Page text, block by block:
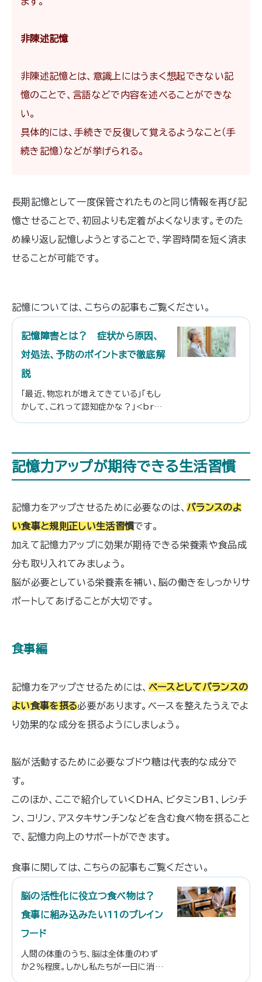
非陳述記憶
非陳述記憶とは、意識上にはうまく想起できない記
憶のことで、言語などで内容を述べることができな
い。
具体的には、手続きで反復して覚えるようなこと（手
続き記憶）などが挙げられる。
長期記憶として一度保管されたものと同じ情報を再び記
憶させることで、初回よりも定着がよくなります。そのた
め繰り返し記憶しようとすることで、学習時間を短く済ま
せることが可能です。
記憶については、 こちらの記事もご覧ください。
記憶障害とは？ 症状から原因、
対処法、予防のポイントまで徹底解
説
「最近、物忘れが増えてきている」「もし
かして、これって認知症かな？」<br
ことや記憶を思い出すことが難しくなる
状態です。認知症も記憶障害の原因の1
慣が深く関わっているケースも少なく
ありません。<br /> <br /> この記
の違いは？」「記憶障害の原因は？」「ど
うやって対処すればいい？」といった疑
する不安を解決するヒントがわかる内容
になっていますので、ぜひ最後までお
記憶力アップが期待できる生活習慣
記憶力をアップさせるために必要なのは、 バランスのよ
い食事と規則正しい生活習慣です。
加えて記憶力アップに効果が期待できる栄養素や食品成
分も取り入れてみましょう。
脳が必要としている栄養素を補い、脳の働きをしっかりサ
ポートしてあげることが大切です。
食事編
記憶力をアップさせるためには、 ベースとしてバランスの
よい食事を摂る必要があります。ベースを整えたうえでよ
り効果的な成分を摂るようにしましょう。
脳が活動するために必要なブドウ糖は代表的な成分で
す。
このほか、ここで紹介していくDHA、ビタミンB1、レシチ
ン、コリン、アスタキサンチンなどを含む食べ物を摂ること
で、記憶力向上のサポートができます。
食事に関しては、こちらの記事もご覧ください。
脳の活性化に役立つ食べ物は？
食事に組み込みたい11のブレイン
フード
人間の体重のうち、脳は全体重のわず
か2％程度。しかし私たちが一日に消費